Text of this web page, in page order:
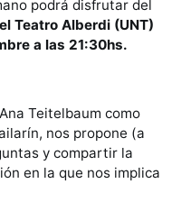
podrá disfrutar del
Teatro Alberdi (UNT)
a las 21:30hs.
Teitelbaum como
nos propone (a
y compartir la
en la que nos implica